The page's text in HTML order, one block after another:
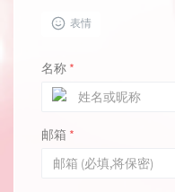
表情
名称 *
邮箱 *